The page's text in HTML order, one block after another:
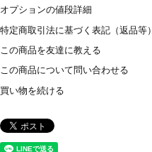
オプションの値段詳細
特定商取引法に基づく表記（返品等）
この商品を友達に教える
この商品について問い合わせる
買い物を続ける